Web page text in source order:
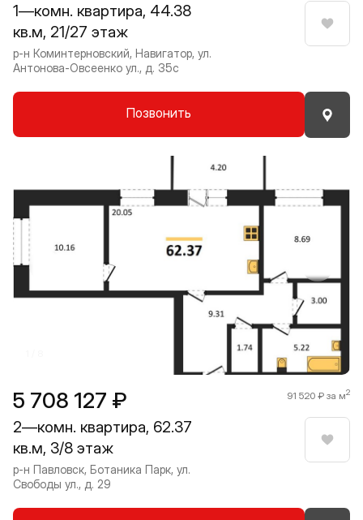
1—комн. квартира, 44.38
кв.м, 21/27 этаж
р-н Коминтерновский, Навигатор, ул.
Антонова-Овсеенко ул., д. 35с
Позвонить
5 708 127 ₽ 91 520 ₽ за м2
2—комн. квартира, 62.37
кв.м, 3/8 этаж
р-н Павловск, Ботаника Парк, ул.
Свободы ул., д. 29
Прокрутить влево